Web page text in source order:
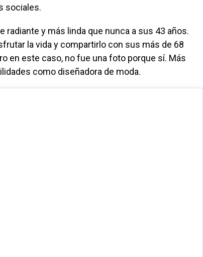
sociales.
radiante y más linda que nunca a sus 43 años.
la vida y compartirlo con sus más de 68
en este caso, no fue una foto porque sí. Más
como diseñadora de moda.